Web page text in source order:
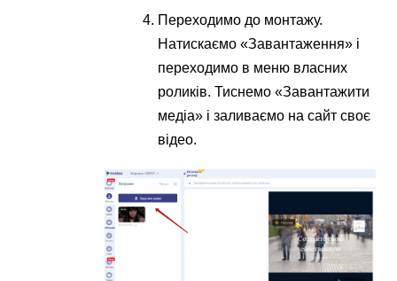
Переходимо до монтажу.
Натискаємо «Завантаження» і
переходимо в меню власних
роликів. Тиснемо «Завантажити
медіа» і заливаємо на сайт своє
відео.